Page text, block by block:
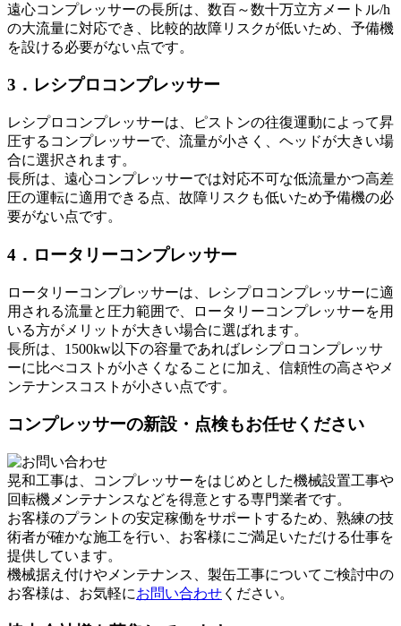
遠心コンプレッサーの長所は、数百～数十万立方メートル/h
の大流量に対応でき、比較的故障リスクが低いため、予備機
を設ける必要がない点です。
3．レシプロコンプレッサー
レシプロコンプレッサーは、ピストンの往復運動によって昇
圧するコンプレッサーで、流量が小さく、ヘッドが大きい場
合に選択されます。
長所は、遠心コンプレッサーでは対応不可な低流量かつ高差
圧の運転に適用できる点、故障リスクも低いため予備機の必
要がない点です。
4．ロータリーコンプレッサー
ロータリーコンプレッサーは、レシプロコンプレッサーに適
用される流量と圧力範囲で、ロータリーコンプレッサーを用
いる方がメリットが大きい場合に選ばれます。
長所は、1500kw以下の容量であればレシプロコンプレッサ
ーに比べコストが小さくなることに加え、信頼性の高さやメ
ンテナンスコストが小さい点です。
コンプレッサーの新設・点検もお任せください
晃和工事は、コンプレッサーをはじめとした機械設置工事や
回転機メンテナンスなどを得意とする専門業者です。
お客様のプラントの安定稼働をサポートするため、熟練の技
術者が確かな施工を行い、お客様にご満足いただける仕事を
提供しています。
機械据え付けやメンテナンス、製缶工事についてご検討中の
お客様は、お気軽にお問い合わせ ください。